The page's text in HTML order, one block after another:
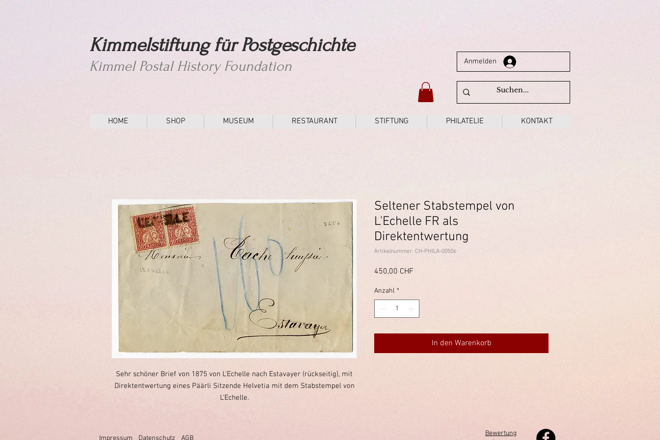
Kimmelstiftung für Postgeschichte
Kimmel Postal History Foundation Anmelden
HOME SHOP MUSEUM RESTAURANT STIFTUNG PHILATELIE KONTAKT
Sehr schöner Brief von 1875 von L'Echelle nach Estavayer (rückseitig), mit
Direktentwertung eines Päärli Sitzende Helvetia mit dem Stabstempel von
L'Echelle.
Seltener Stabstempel von
L'Echelle FR als
Direktentwertung
Artikelnummer: CH-PHILA-00506
450,00 CHF
Anzahl *
In den Warenkorb
Impressum Datenschutz AGB
Bewertung